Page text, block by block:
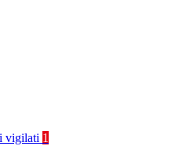
vigilati 1